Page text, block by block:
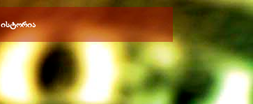
▼
ისტორია ▼